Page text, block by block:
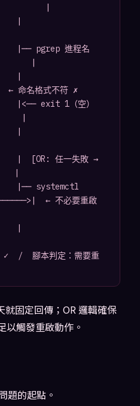
|
|
名格式不符 ✗
|
|
← 不必要重啟
✓  /  腳本判定：需要重
就固定回傳；OR 邏輯確保
以觸發重啟動作。
題的起點。